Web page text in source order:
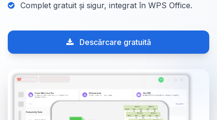
Complet gratuit și sigur, integrat în WPS Office.
Descărcare gratuită